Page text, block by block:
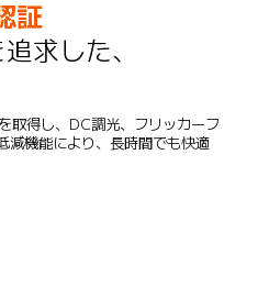
証
求した、
取得し、DC調光、フリッカーフ
減機能により、長時間でも快適